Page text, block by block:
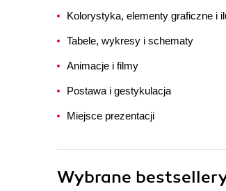
Kolorystyka, elementy graficzne i
Tabele, wykresy i schematy
Animacje i filmy
Postawa i gestykulacja
Miejsce prezentacji
Wybrane